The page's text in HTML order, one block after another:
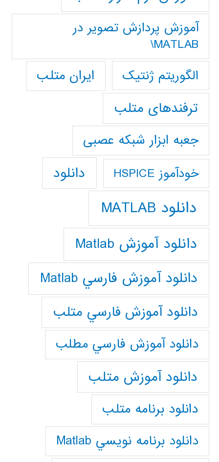
آموزش پردازش تصوير در
MATLAB\
الگوریتم ژنتیک
ایران متلب
ترفندهای متلب
جعبه ابزار شبکه عصبی
خودآموز HSPICE دانلود
دانلود MATLAB
دانلود آموزش Matlab
دانلود آموزش فارسي Matlab
دانلود آموزش فارسي متلب
دانلود آموزش فارسي مطلب
دانلود آموزش متلب
دانلود برنامه متلب
دانلود برنامه نويسي Matlab